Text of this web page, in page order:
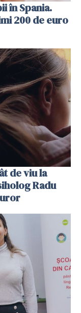
în Spania.
200 de euro
de viu la
Radu